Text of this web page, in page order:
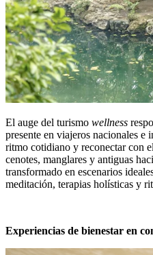
El auge del turismo wellness
presente en viajeros nacionales e
ritmo cotidiano y reconectar con
cenotes, manglares y antiguas
transformado en escenarios
meditación, terapias holísticas y
Experiencias de bienestar en